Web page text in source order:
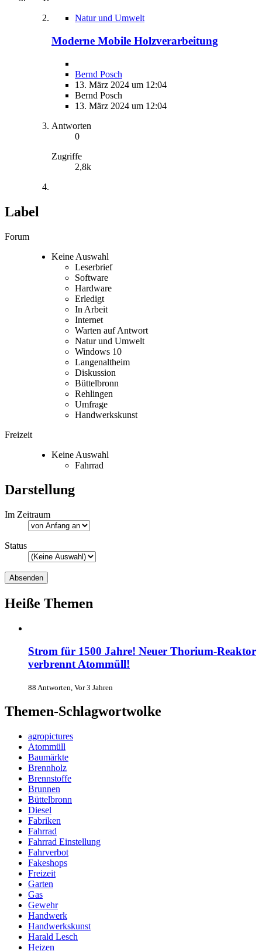
Natur und Umwelt
Moderne Mobile Holzverarbeitung
Bernd Posch
13. März 2024 um 12:04
Bernd Posch
13. März 2024 um 12:04
Antworten
0
Zugriffe
2,8k
Label
Forum
Keine Auswahl
Leserbrief
Software
Hardware
Erledigt
In Arbeit
Internet
Warten auf Antwort
Natur und Umwelt
Windows 10
Langenaltheim
Diskussion
Büttelbronn
Rehlingen
Umfrage
Handwerkskunst
Freizeit
Keine Auswahl
Fahrrad
Darstellung
Im Zeitraum
Status
Heiße Themen
Strom für 1500 Jahre! Neuer Thorium-Reaktor
verbrennt Atommüll!
88 Antworten, Vor 3 Jahren
Themen-Schlagwortwolke
agropictures
Atommüll
Baumärkte
Brennholz
Brennstoffe
Brunnen
Büttelbronn
Diesel
Fabriken
Fahrrad
Fahrrad Einstellung
Fahrverbot
Fakeshops
Freizeit
Garten
Gas
Gewehr
Handwerk
Handwerkskunst
Harald Lesch
Heizen